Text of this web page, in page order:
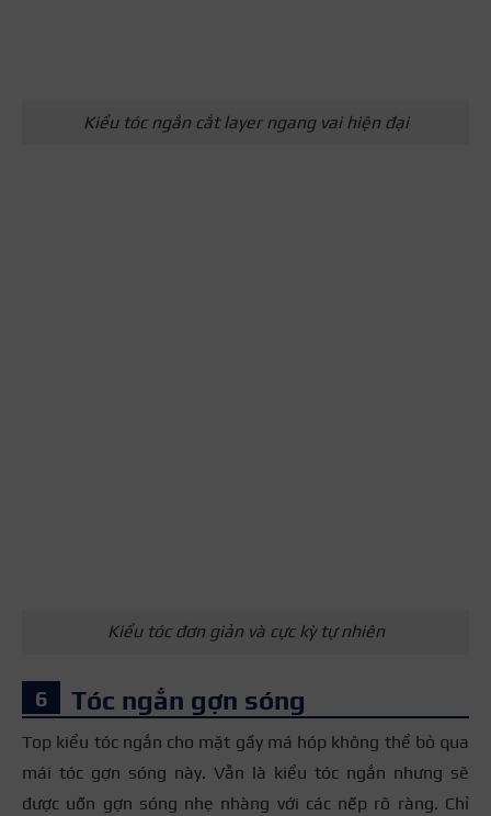
Kiểu tóc ngắn cắt layer ngang vai hiện đại
Kiểu tóc đơn giản và cực kỳ tự nhiên
Tóc ngắn gợn sóng
Top kiểu tóc ngắn cho mặt gầy má hóp không thể bỏ qua
mái tóc gợn sóng này. Vẫn là kiểu tóc ngắn nhưng sẽ
được uốn gợn sóng nhẹ nhàng với các nếp rõ ràng. Chỉ